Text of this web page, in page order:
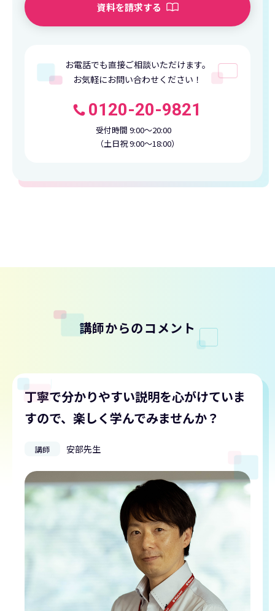
資料を請求する
お電話でも直接ご相談いただけます。
お気軽にお問い合わせください！
0120-20-9821
受付時間 9:00〜20:00
（土日祝 9:00〜18:00）
講師からのコメント
丁寧で分かりやすい説明を心がけていま
すので、楽しく学んでみませんか？
講師 安部先生